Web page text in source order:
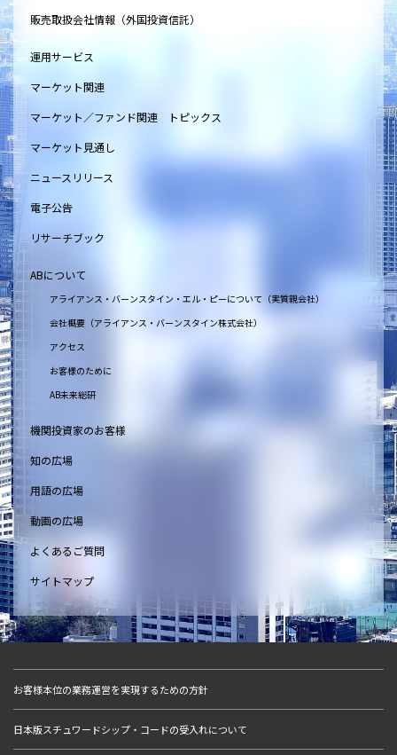
販売取扱会社情報（外国投資信託）
運用サービス
マーケット関連
マーケット／ファンド関連 トピックス
マーケット見通し
ニュースリリース
電子公告
リサーチブック
ABについて
アライアンス・バーンスタイン・エル・ピーについて（実質親会社）
会社概要（アライアンス・バーンスタイン株式会社）
アクセス
お客様のために
AB未来総研
機関投資家のお客様
知の広場
用語の広場
動画の広場
よくあるご質問
サイトマップ
お客様本位の業務運営を実現するための方針
日本版スチュワードシップ・コードの受入れについて